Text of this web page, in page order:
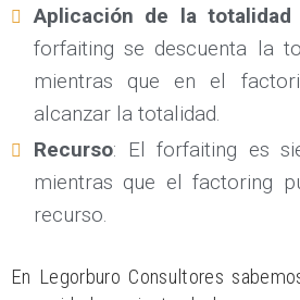
Aplicación de la
forfaiting se descuenta la
mientras que en el
alcanzar la totalidad.
Recurso: El forfaiting es
mientras que el factoring
recurso.
En Legorburo Consultores